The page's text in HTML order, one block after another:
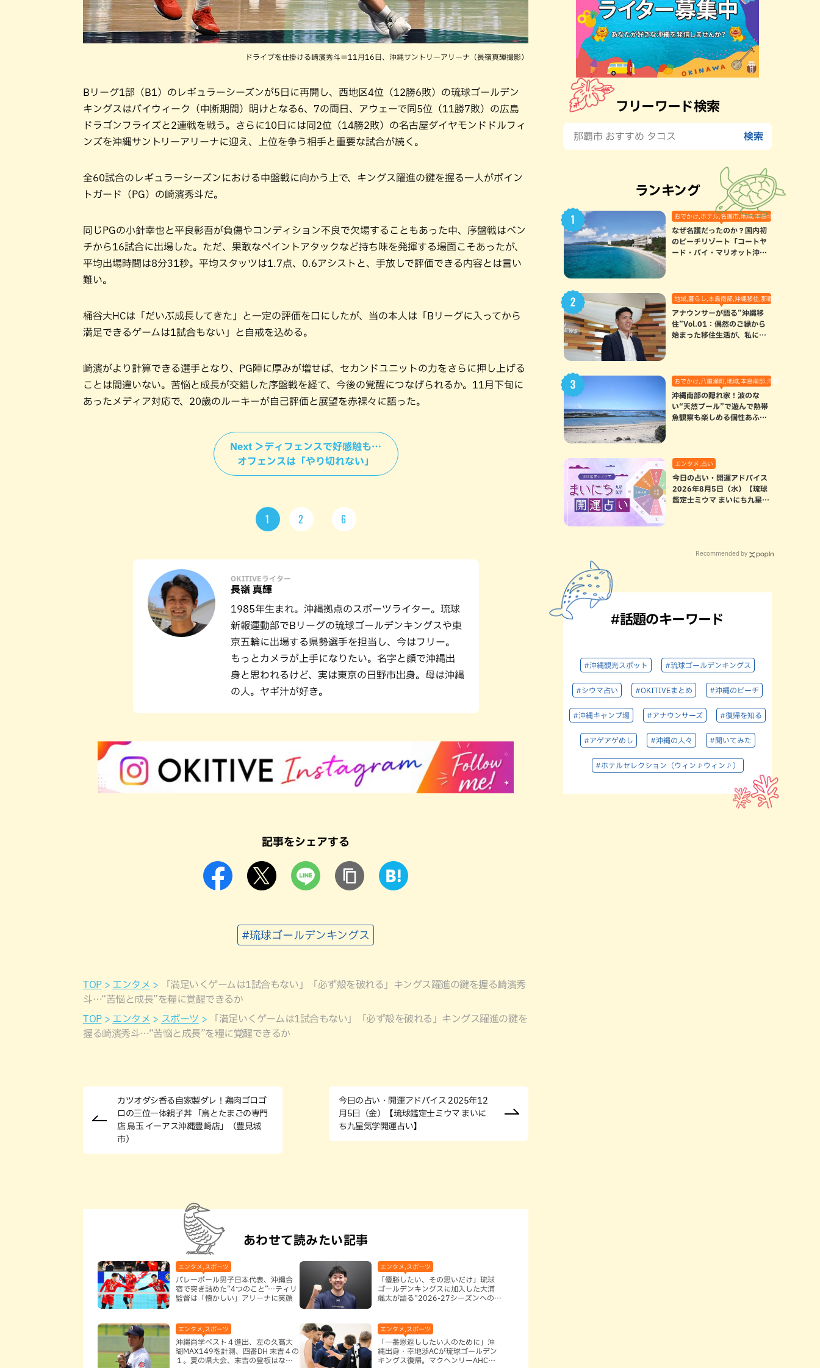
ドライブを仕掛ける崎濱秀斗＝11月16日、沖縄サントリーアリーナ（長嶺真輝撮影）
Bリーグ1部（B1）のレギュラーシーズンが5日に再開し、西地区4位（12勝6敗）の琉球ゴールデン
キングスはバイウィーク（中断期間）明けとなる6、7の両日、アウェーで同5位（11勝7敗）の広島
ドラゴンフライズと2連戦を戦う。さらに10日には同2位（14勝2敗）の名古屋ダイヤモンドドルフィ
ンズを沖縄サントリーアリーナに迎え、上位を争う相手と重要な試合が続く。
全60試合のレギュラーシーズンにおける中盤戦に向かう上で、キングス躍進の鍵を握る一人がポイン
トガード（PG）の崎濱秀斗だ。
同じPGの小針幸也と平良彰吾が負傷やコンディション不良で欠場することもあった中、序盤戦はベン
チから16試合に出場した。ただ、果敢なペイントアタックなど持ち味を発揮する場面こそあったが、
平均出場時間は8分31秒。平均スタッツは1.7点、0.6アシストと、手放しで評価できる内容とは言い
難い。
桶谷大HCは「だいぶ成長してきた」と一定の評価を口にしたが、当の本人は「Bリーグに入ってから
満足できるゲームは1試合もない」と自戒を込める。
崎濱がより計算できる選手となり、PG陣に厚みが増せば、セカンドユニットの力をさらに押し上げる
ことは間違いない。苦悩と成長が交錯した序盤戦を経て、今後の覚醒につなげられるか。11月下旬に
あったメディア対応で、20歳のルーキーが自己評価と展望を赤裸々に語った。
Next ＞ディフェンスで好感触も…
オフェンスは「やり切れない」
1 2 6
OKITIVEライター
長嶺 真輝
1985年生まれ。沖縄拠点のスポーツライター。琉球
新報運動部でBリーグの琉球ゴールデンキングスや東
京五輪に出場する県勢選手を担当し、今はフリー。
もっとカメラが上手になりたい。名字と顔で沖縄出
身と思われるけど、実は東京の日野市出身。母は沖縄
の人。ヤギ汁が好き。
記事をシェアする
#琉球ゴールデンキングス
TOP エンタメ
「満足いくゲームは1試合もない」「必ず殻を破れる」キングス躍進の鍵を握る崎濱秀
斗…“苦悩と成長”を糧に覚醒できるか
TOP
エンタメ スポーツ
「満足いくゲームは1試合もない」「必ず殻を破れる」キングス躍進の鍵を
握る崎濱秀斗…“苦悩と成長”を糧に覚醒できるか
カツオダシ香る自家製ダレ！鶏肉ゴロゴ
ロの三位一体親子丼 「鳥とたまごの専門
店 鳥玉 イーアス沖縄豊崎店」（豊見城
市）
今日の占い・開運アドバイス 2025年12
月5日（金）【琉球鑑定士ミウマ まいに
ち九星気学開運占い】
あわせて読みたい記事
エンタメ,スポーツ
バレーボール男子日本代表、沖縄合
宿で突き詰めた“4つのこと”…ティリ
監督は「懐かしい」アリーナに笑顔
エンタメ,スポーツ
「優勝したい、その思いだけ」琉球
ゴールデンキングスに加入した大浦
颯太が語る“2026-27シーズンへの決
エンタメ,スポーツ
沖縄尚学ベスト４進出、左の久髙大
瑚MAX149を計測、四番DH 末吉４の
１。夏の県大会、末吉の登板はなし
エンタメ,スポーツ
「一番恩返ししたい人のために」沖
縄出身・幸地渉ACが琉球ゴールデン
キングス復帰。マクヘンリーAHCに
フリーワード検索
ランキング
おでかけ,ホテル,名護市,地域,本島北部
なぜ名護だったのか？国内初
のビーチリゾート「コートヤ
ード・バイ・マリオット沖縄
地域,暮らし,本島南部,沖縄移住,那覇市
アナウンサーが語る”沖縄移
住”Vol.01：偶然のご縁から
始まった移住生活が、私にと
おでかけ,八重瀬町,地域,本島南部,沖縄の海,自然
沖縄南部の隠れ家！波のな
い“天然プール”で遊んで熱帯
魚観察も楽しめる個性あふれ
エンタメ,占い
今日の占い・開運アドバイス
2026年8月5日（水）【琉球
鑑定士ミウマ まいにち九星気
Recommended by
#話題のキーワード
#沖縄観光スポット #琉球ゴールデンキングス
#シウマ占い #OKITIVEまとめ #沖縄のビーチ
#沖縄キャンプ場 #アナウンサーズ #復帰を知る
#アゲアゲめし #沖縄の人々 #聞いてみた
#ホテルセレクション（ウィン♪ウィン♪）